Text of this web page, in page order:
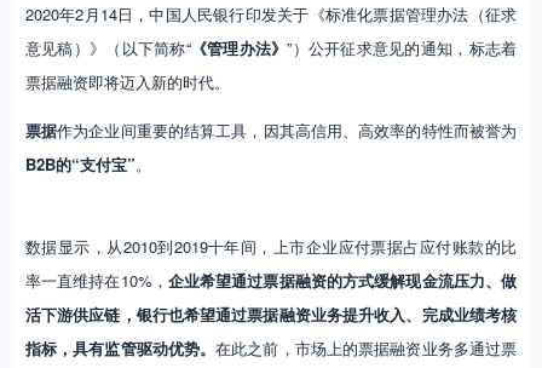
2020年2月14日，中国人民银行印发关于《标准化票据管理办法（征求
意见稿）》（以下简称“《管理办法》”）公开征求意见的通知，标志着
票据融资即将迈入新的时代。
票据作为企业间重要的结算工具，因其高信用、高效率的特性而被誉为
B2B的“支付宝”。
数据显示，从2010到2019十年间，上市企业应付票据占应付账款的比
率一直维持在10%， 企业希望通过票据融资的方式缓解现金流压力、做
活下游供应链，银行也希望通过票据融资业务提升收入、完成业绩考核
指标，具有监管驱动优势。在此之前，市场上的票据融资业务多通过票